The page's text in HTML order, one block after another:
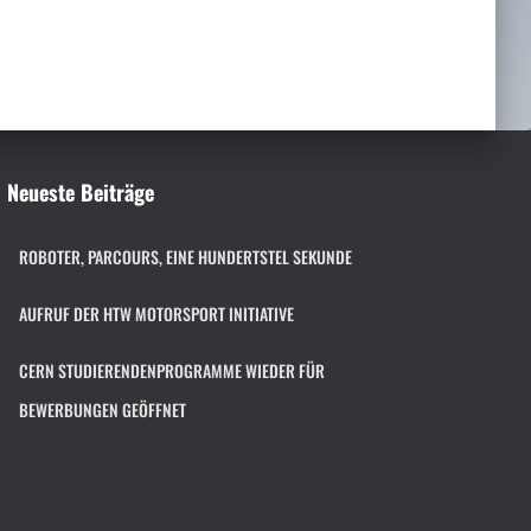
:
Neueste Beiträge
ROBOTER, PARCOURS, EINE HUNDERTSTEL SEKUNDE
AUFRUF DER HTW MOTORSPORT INITIATIVE
CERN STUDIERENDENPROGRAMME WIEDER FÜR
BEWERBUNGEN GEÖFFNET